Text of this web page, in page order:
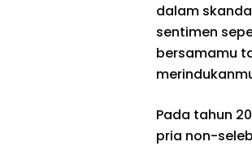
dalam
sentimen
bersamamu
Pada tahun
pria non-